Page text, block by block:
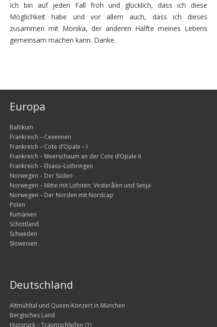
Norwegen – Der Norden mit Nordcap
2014
Die erste Woche – Südwesten und Westen
Sonntag, 17.08. – auf dem Weg nach Schottland
Montag, 18.08. – Wanderung auf den Merrick
Dienstag, 19.08. – Motorradtour in den Lowlands
Mittwoch, 20.08. – Weiterfahrt in die Trossachs
Donnerstag, 21.08. – Motorradtour Loch Lomond
Freitag, 22.08. – Wanderung zum Lochan Spling und
Montag, 25.08. – Weiterfahrt ins Glen Coe
Ich bin auf jeden Fall froh und glücklich, dass ich diese
Möglichkeit habe und vor allem auch, dass ich dieses
zusammen mit Monika, der anderen Hälfte meines Lebens
gemeinsam machen kann. Danke.
Europa
Baltikum
Frankreich – Cevennen
Frankreich – Cote d’Opale – I
Frankreich – Meerschaum an der Cote d’Opale II
Frankreich – Elsass–Lothringen
Norwegen – Der Süden
Norwegen – Mitte mit Lofoten, Vesterålen und Senja
Norwegen – Der Norden mit Nordcap
Polen
Rumänien
Schottland
Schweden
Slowenien
Deutschland
Altmühltal und Queen-Konzert in München
Bergisches Land
Hunsrück – Traumschleifen (1)